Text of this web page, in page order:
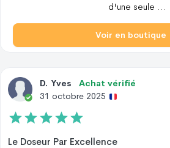
d'une seule ...
Voir en boutique
D. Yves
Achat vérifié
31 octobre 2025
Le Doseur Par Excellence